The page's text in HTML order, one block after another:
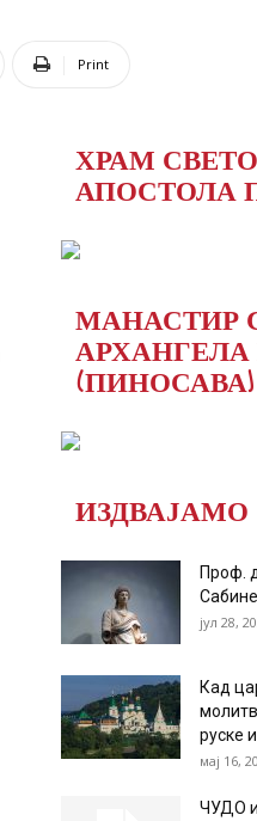
Print
ХРАМ
АПОСТОЛА
МАНАСТИР
(ПИНОСАВА)
ИЗДВАЈАМО
Проф.
јул 28,
Кад
руске
мај 16,
ЧУДО